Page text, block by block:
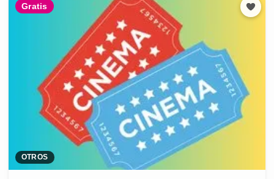
Gratis
OTROS